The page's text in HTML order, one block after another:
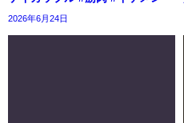
2026年6月24日